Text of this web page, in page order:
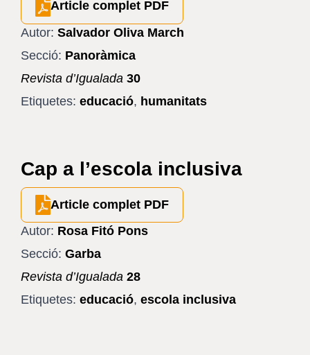
Article complet PDF
Autor: Salvador Oliva March
Secció: Panoràmica
Revista d’Igualada 30
Etiquetes: educació, humanitats
Cap a l’escola inclusiva
Article complet PDF
Autor: Rosa Fitó Pons
Secció: Garba
Revista d’Igualada 28
Etiquetes: educació, escola inclusiva